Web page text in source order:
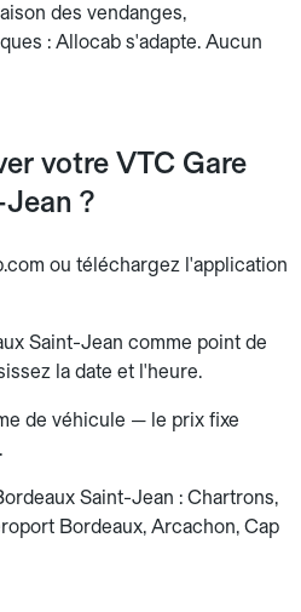
des vendanges,
: Allocab s'adapte. Aucun
votre VTC Gare
?
ou téléchargez l'application
Saint-Jean comme point de
la date et l'heure.
de véhicule — le prix fixe
Saint-Jean : Chartrons,
Bordeaux, Arcachon, Cap